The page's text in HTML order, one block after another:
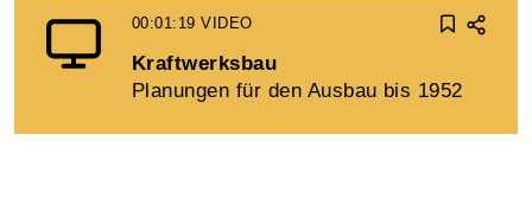
00:01:19VIDEO
Kraftwerksbau
Planungen für den Ausbau bis 1952